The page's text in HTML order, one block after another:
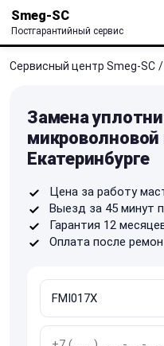
Smeg-SC
Постгарантийный сервис
Сервисный центр Smeg-SC /
Замена
микроволновой
Екатеринбурге
Цена за работу
Выезд за 45 минут
Гарантия 12
Оплата после